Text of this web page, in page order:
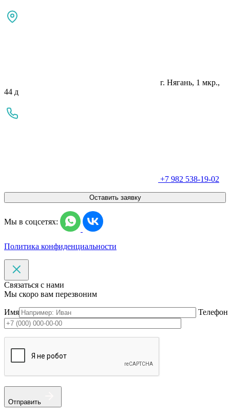
г. Нягань, 1 мкр.,
44 д
+7 982 538-19-02
Оставить заявку
Мы в соцсетях:
Политика конфиденциальности
Связаться с нами
Мы скоро вам перезвоним
Имя Телефон
Отправить